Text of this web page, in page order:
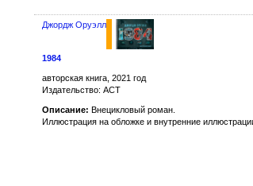
Джордж Оруэлл
1984
авторская книга, 2021 год
Издательство: АСТ
Описание: Внецикловый роман.
Иллюстрация на обложке и внутренние